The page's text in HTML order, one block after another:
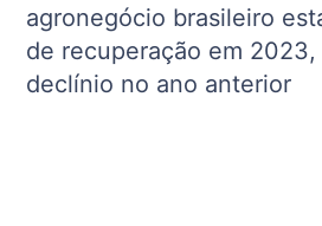
agronegócio brasileiro
de recuperação em 2023,
declínio no ano anterior